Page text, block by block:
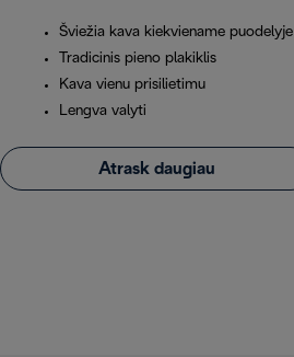
Šviežia kava kiekviename puodelyje
Tradicinis pieno plakiklis
Kava vienu prisilietimu
Lengva valyti
Atrask daugiau